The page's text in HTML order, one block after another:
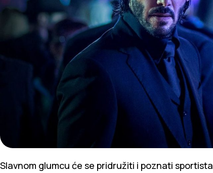
Slavnom glumcu će se pridružiti i poznati sportista